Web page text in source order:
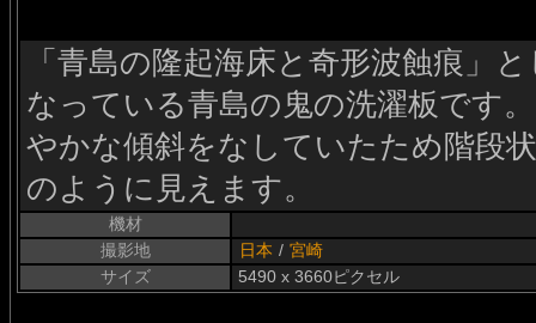
「青島の隆起海床と奇形波蝕痕」
なっている青島の鬼の洗濯板です
やかな傾斜をなしていたため階段
のように見えます。
機材
撮影地
日本 / 宮崎
サイズ
5490 x 3660ピクセル